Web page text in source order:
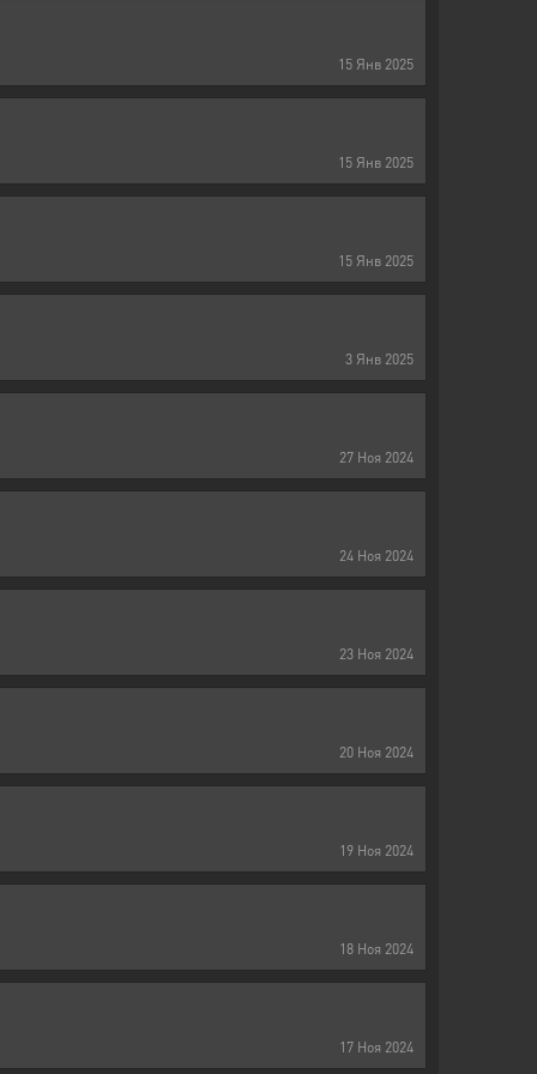
15 Янв 2025
15 Янв 2025
15 Янв 2025
3 Янв 2025
27 Ноя 2024
24 Ноя 2024
23 Ноя 2024
20 Ноя 2024
19 Ноя 2024
18 Ноя 2024
17 Ноя 2024